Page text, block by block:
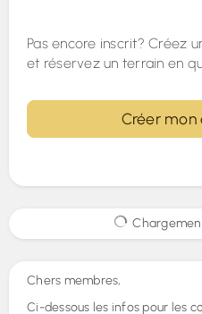
Pas encore inscrit? Créez
et réservez un terrain en
Créer
Chers membres,
Ci-dessous les infos pour les